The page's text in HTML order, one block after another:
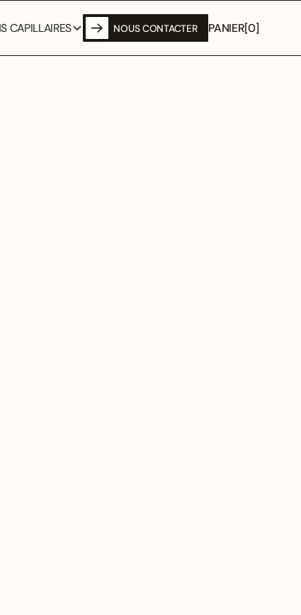
CAPILLAIRES NOUS CONTACTER PANIER[0]